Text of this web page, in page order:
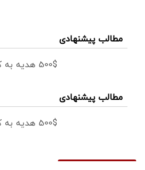
مطالب پیشنهادی
500$ هدیه به کاربران جدید،ثبت نام کن
مطالب پیشنهادی
500$ هدیه به کاربران جدید،ثبت نام کن